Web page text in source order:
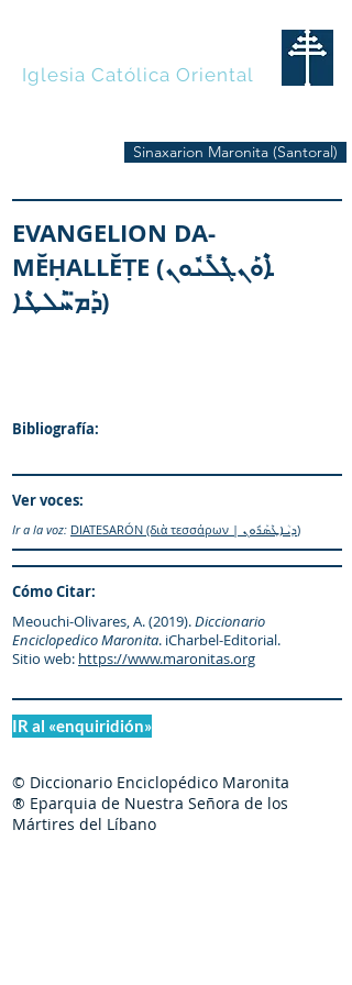
Iglesia Católica Oriental
Sinaxarion Maronita (Santoral)
EVANGELION DA-
MĔḤALLĔṬE (ܐܶܘܰܢܓܶܠܺܝܽܘܢ
ܕܰܡ̈ܚܰܠܛܶܐ)
Bibliografía:
Ver voces:
Ir a la voz: DIATESARÓN (διὰ τεσσάρων | ܕܝܳܐܛܶܣܰܪܽܘܢ)
Cómo Citar:
Meouchi-Olivares, A. (2019).Diccionario
Enciclopedico Maronita. iCharbel-Editorial.
Sitio web: https://www.maronitas.org
IR al «enquiridión»
© Diccionario Enciclopédico Maronita
® Eparquia de Nuestra Señora de los
Mártires del Líbano